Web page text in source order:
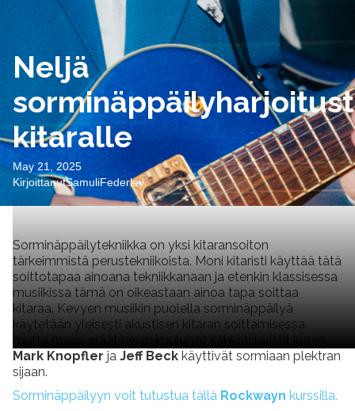
Neljä
kitaralle
May 21, 2025
KirjoittanutSamuliFederley
Sorminäppäilytekniikka on yksi kitaransoiton
tärkeimmistä perustekniikoista. Moni kitaristi käyttää tätä
soittotapaa ainoana tekniikkanaan ja etenkin klassisessa
musiikissa tämä on oikeastaan ainoa tapa soittaa
kitaraa. Kevyen musiikin puolella sorminäppäilyä
käytetään yleisesti akustisen kitaran soittamisessa
Mark Knopfler ja Jeff Beck käyttivät sormiaan plektran
sijaan.
Sorminäppäilyyn voit tutustua tällä Rockwayn kurssilla.